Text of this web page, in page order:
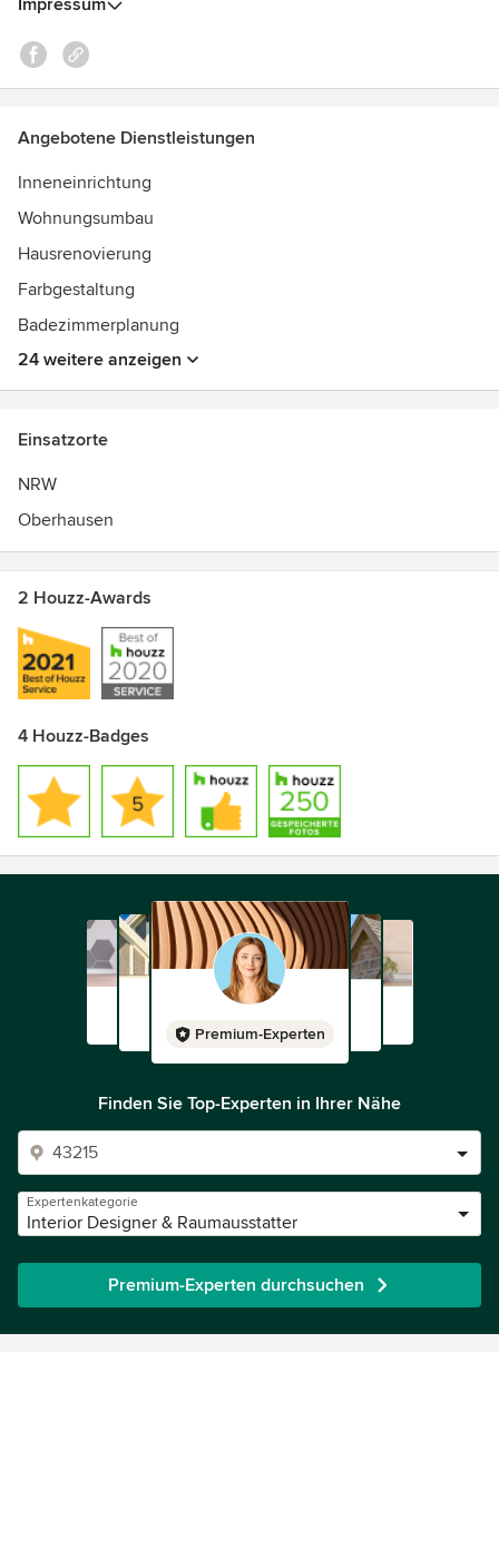
Impressum
Angebotene Dienstleistungen
Inneneinrichtung
Wohnungsumbau
Hausrenovierung
Farbgestaltung
Badezimmerplanung
24 weitere anzeigen
Einsatzorte
NRW
Oberhausen
2 Houzz-Awards
4 Houzz-Badges
Premium-Experten
Finden Sie Top-Experten in Ihrer Nähe
Expertenkategorie
Interior Designer & Raumausstatter
Premium-Experten durchsuchen